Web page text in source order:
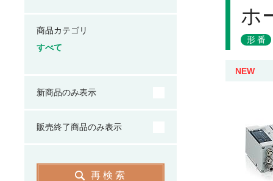
ホ
形番
NEW
商品カテゴリ
すべて
新商品のみ表示
販売終了商品のみ表示
再検索